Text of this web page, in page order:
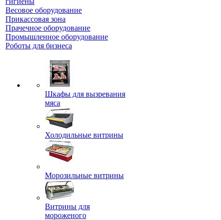
Весовое оборудование
Прикассовая зона
Прачечное оборудование
Промышленное оборудование
Роботы для бизнеса
Шкафы для вызревания
мяса
Холодильные витрины
Морозильные витрины
Витрины для
мороженого